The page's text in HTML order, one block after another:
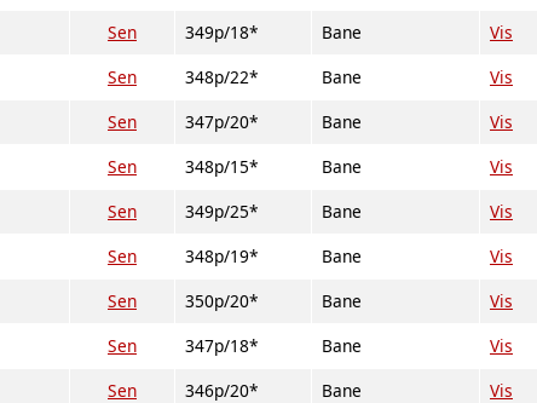
Sen 349p/18* Bane
Vis
Sen 348p/22* Bane
Vis
Sen 347p/20* Bane
Vis
Sen 348p/15* Bane
Vis
Sen 349p/25* Bane
Vis
Sen 348p/19* Bane
Vis
Sen 350p/20* Bane
Vis
Sen 347p/18* Bane
Vis
Sen 346p/20* Bane
Vis